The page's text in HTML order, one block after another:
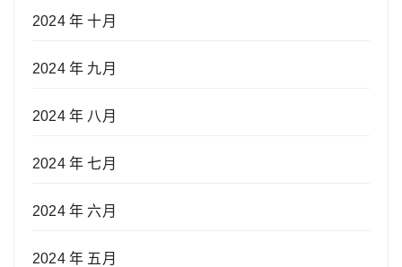
2024 年 十月
2024 年 九月
2024 年 八月
2024 年 七月
2024 年 六月
2024 年 五月